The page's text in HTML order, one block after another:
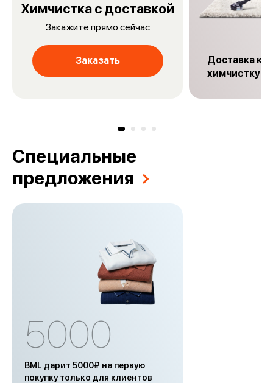
Химчистка с доставкой
Закажите прямо сейчас
Заказать
Доставка
химчиcтку
Специальные
предложения
5000
BML дарит 5000₽ на первую
покупку только для клиентов